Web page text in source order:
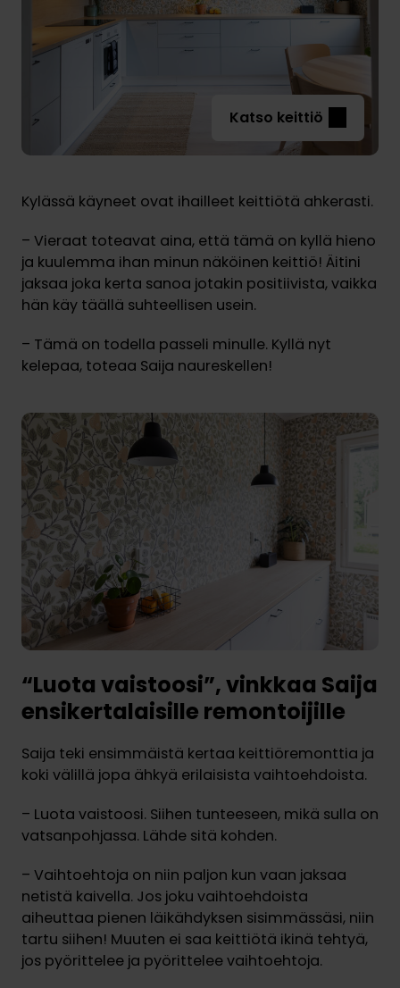
Katso keittiö
Kylässä käyneet ovat ihailleet keittiötä ahkerasti.
– Vieraat toteavat aina, että tämä on kyllä hieno
ja kuulemma ihan minun näköinen keittiö! Äitini
jaksaa joka kerta sanoa jotakin positiivista, vaikka
hän käy täällä suhteellisen usein.
– Tämä on todella passeli minulle. Kyllä nyt
kelepaa, toteaa Saija naureskellen!
“Luota vaistoosi”, vinkkaa Saija
ensikertalaisille remontoijille
Saija teki ensimmäistä kertaa keittiöremonttia ja
koki välillä jopa ähkyä erilaisista vaihtoehdoista.
– Luota vaistoosi. Siihen tunteeseen, mikä sulla on
vatsanpohjassa. Lähde sitä kohden.
– Vaihtoehtoja on niin paljon kun vaan jaksaa
netistä kaivella. Jos joku vaihtoehdoista
aiheuttaa pienen läikähdyksen sisimmässäsi, niin
tartu siihen! Muuten ei saa keittiötä ikinä tehtyä,
jos pyörittelee ja pyörittelee vaihtoehtoja.